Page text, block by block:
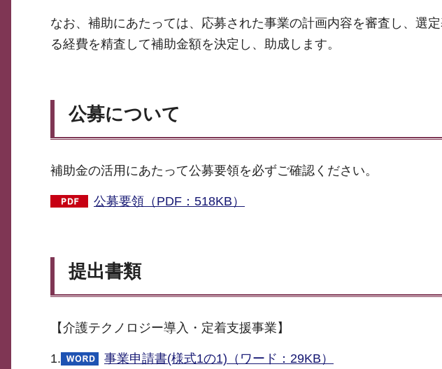
なお、補助にあたっては、応募された事業の計画内容を審査し、選
る経費を精査して補助金額を決定し、助成します。
公募について
補助金の活用にあたって公募要領を必ずご確認ください。
公募要領（PDF：518KB）
提出書類
【介護テクノロジー導入・定着支援事業】
1. 事業申請書(様式1の1)（ワード：29KB）